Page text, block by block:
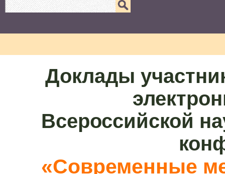
Доклады
Всероссийской
«Современные